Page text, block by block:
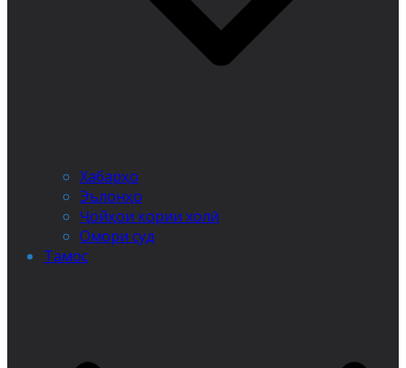
Хабарҳо
Эълонҳо
Ҷойҳои кории холӣ
Омори суд
Тамос